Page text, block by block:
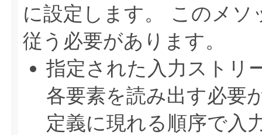
に設定します。
このメソ
従う必要があります。
指定された入力ストリ
各要素を読み出す必要
定義に現れる順序で入